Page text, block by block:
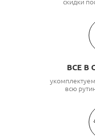
скидки
ВСЕ В
всю